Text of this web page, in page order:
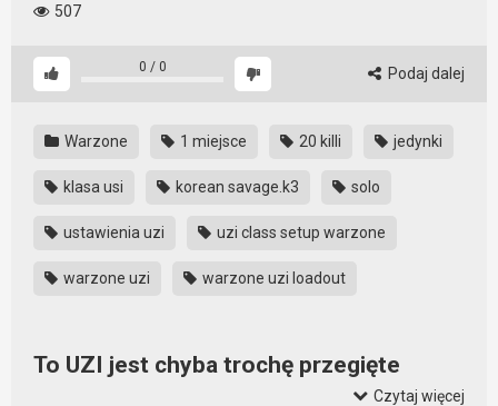
507
0 / 0 Podaj dalej
Warzone 1 miejsce 20 killi jedynki
klasa usi korean savage.k3 solo
ustawienia uzi uzi class setup warzone
warzone uzi warzone uzi loadout
To UZI jest chyba trochę przegięte
Czytaj więcej